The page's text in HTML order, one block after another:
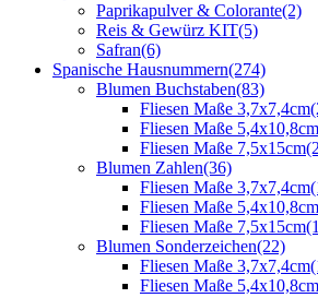
Paprikapulver & Colorante(2)
Reis & Gewürz KIT(5)
Safran(6)
Spanische Hausnummern(274)
Blumen Buchstaben(83)
Fliesen Maße 3,7x7,4cm
Fliesen Maße 5,4x10,8cm
Fliesen Maße 7,5x15cm
Blumen Zahlen(36)
Fliesen Maße 3,7x7,4cm
Fliesen Maße 5,4x10,8cm
Fliesen Maße 7,5x15cm
Blumen Sonderzeichen(22)
Fliesen Maße 3,7x7,4cm
Fliesen Maße 5,4x10,8cm